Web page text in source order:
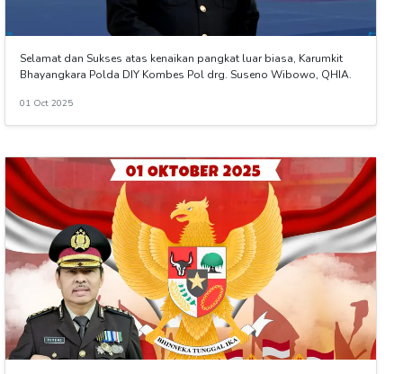
Selamat dan Sukses atas kenaikan pangkat luar biasa, Karumkit
Bhayangkara Polda DIY Kombes Pol drg. Suseno Wibowo, QHIA.
01 Oct 2025